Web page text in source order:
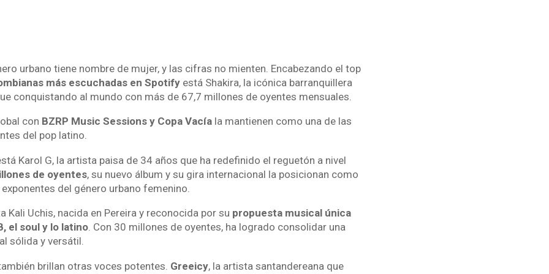
urbano tiene nombre de mujer, y las cifras no mienten. Encabezando el top
más escuchadas en Spotifyestá Shakira, la icónica barranquillera
conquistando al mundo con más de 67,7 millones de oyentes mensuales.
con BZRP Music Sessions y Copa Vacíala mantienen como una de las
del pop latino.
Karol G, la artista paisa de 34 años que ha redefinido el reguetón a nivel
de oyentes, su nuevo álbum y su gira internacional la posicionan como
del género urbano femenino.
Kali Uchis, nacida en Pereira y reconocida por su propuesta musical única
el soul y lo latino. Con 30 millones de oyentes, ha logrado consolidar una
sólida y versátil.
brillan otras voces potentes. Greeicy, la artista santandereana que